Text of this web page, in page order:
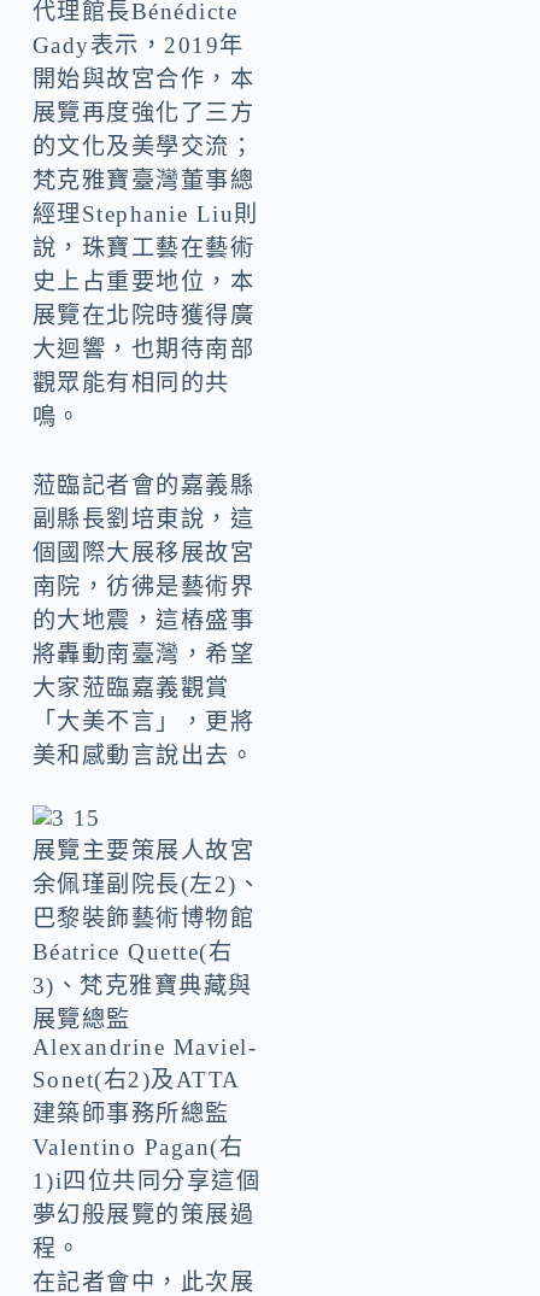
代理館長Bénédicte
Gady表示，2019年
開始與故宮合作，本
展覽再度強化了三方
的文化及美學交流；
梵克雅寶臺灣董事總
經理Stephanie Liu則
說，珠寶工藝在藝術
史上占重要地位，本
展覽在北院時獲得廣
大迴響，也期待南部
觀眾能有相同的共
鳴。
蒞臨記者會的嘉義縣
副縣長劉培東說，這
個國際大展移展故宮
南院，彷彿是藝術界
的大地震，這樁盛事
將轟動南臺灣，希望
大家蒞臨嘉義觀賞
「大美不言」，更將
美和感動言說出去。
展覽主要策展人故宮
余佩瑾副院長(左2)、
巴黎裝飾藝術博物館
Béatrice Quette(右
3)、梵克雅寶典藏與
展覽總監
Alexandrine Maviel-
Sonet(右2)及ATTA
建築師事務所總監
Valentino Pagan(右
1)i四位共同分享這個
夢幻般展覽的策展過
程。
在記者會中，此次展